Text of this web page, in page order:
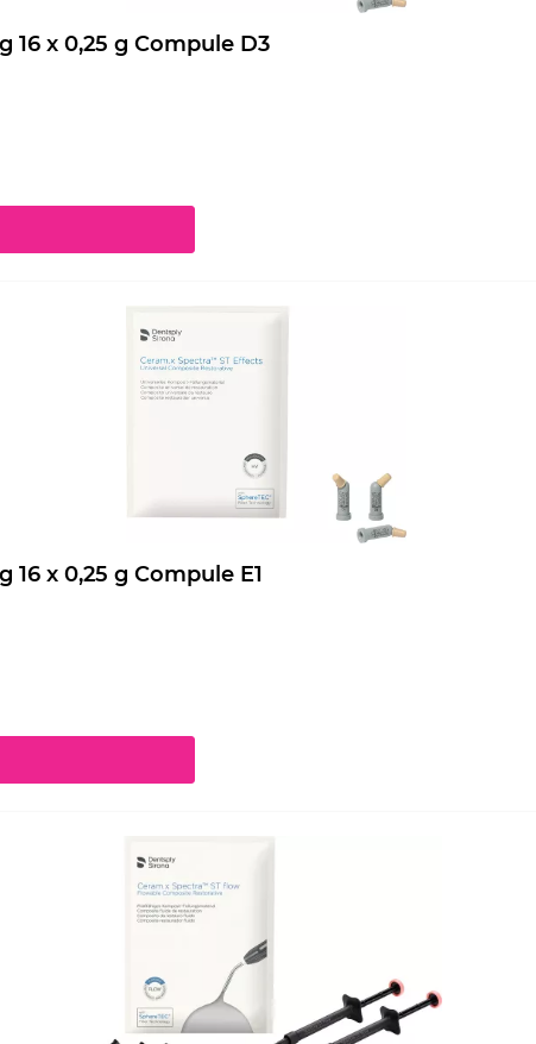
Ceram.x Spectra ST Effects Nachfüllpackung 16 x 0,25 g Compule D3
um die Anzahl zu erhöhen oder zu reduzieren.
Ceram.x Spectra ST Effects Nachfüllpackung 16 x 0,25 g Compule E1
um die Anzahl zu erhöhen oder zu reduzieren.